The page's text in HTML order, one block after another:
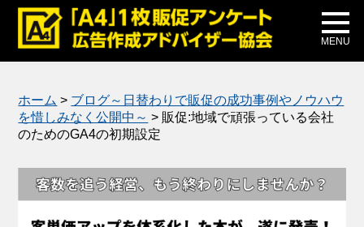
MENU
メディア掲載
公式ブログ
ホーム > ブログ～日替わりで販促の成功事例やノウハウ
を惜しみなく公開中～ > 販促:地域で頑張っている会社
のためのGA4の初期設定